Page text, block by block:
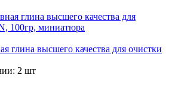
глина высшего качества для очистки
2 шт